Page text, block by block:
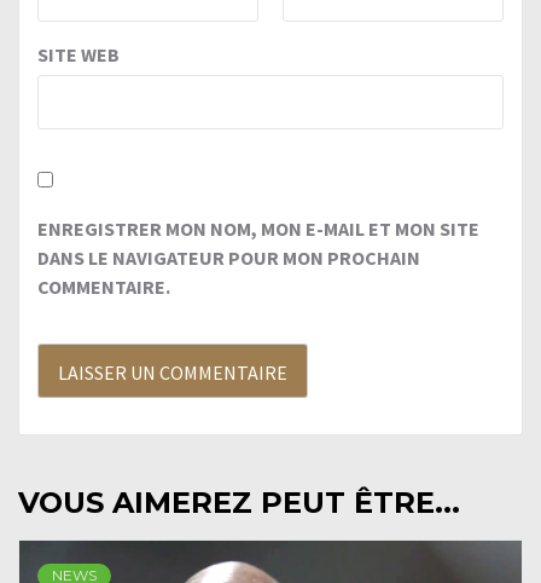
SITE WEB
ENREGISTRER MON NOM, MON E-MAIL ET MON SITE
DANS LE NAVIGATEUR POUR MON PROCHAIN
COMMENTAIRE.
VOUS AIMEREZ PEUT ÊTRE...
NEWS